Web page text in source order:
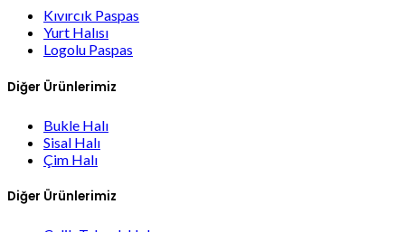
Kıvırcık Paspas
Yurt Halısı
Logolu Paspas
Diğer Ürünlerimiz
Bukle Halı
Sisal Halı
Çim Halı
Diğer Ürünlerimiz